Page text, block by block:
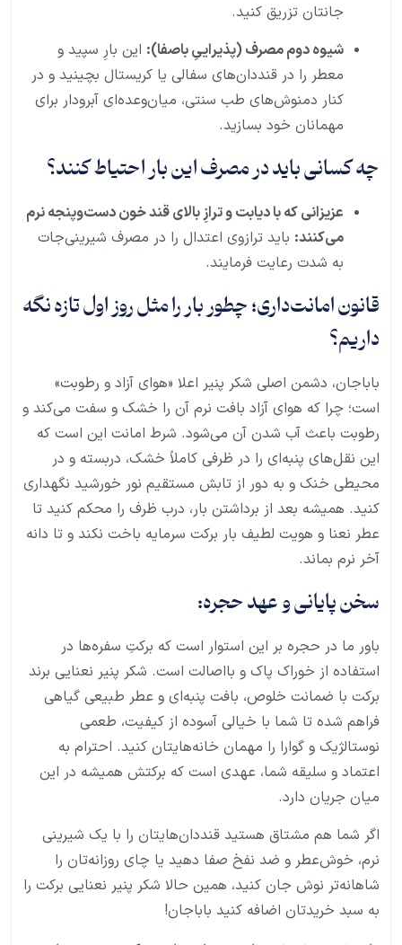
جانتان تزریق کنید.
شیوه دوم مصرف (پذیراییِ باصفا): این بارِ سپید و
معطر را در قنددان‌های سفالی یا کریستال بچینید و در
کنار دمنوش‌های طب سنتی، میان‌وعده‌ای آبرودار برای
مهمانان خود بسازید.
چه کسانی باید در مصرف این بار احتیاط کنند؟
عزیزانی که با دیابت و ترازِ بالای قند خون دست‌وپنجه نرم
می‌کنند: باید ترازوی اعتدال را در مصرف شیرینی‌جات
به شدت رعایت فرمایند.
قانون امانت‌داری؛ چطور بار را مثل روز اول تازه نگه
داریم؟
باباجان، دشمن اصلی شکر پنیر اعلا «هوای آزاد و رطوبت»
است؛ چرا که هوای آزاد بافت نرم آن را خشک و سفت می‌کند و
رطوبت باعث آب شدن آن می‌شود. شرط امانت این است که
این نقل‌های پنبه‌ای را در ظرفی کاملاً خشک، دربسته و در
محیطی خنک و به دور از تابش مستقیم نور خورشید نگهداری
کنید. همیشه بعد از برداشتن بار، درب ظرف را محکم کنید تا
عطر نعنا و هویت لطیف بار برکت سرمایه باخت نکند و تا دانه
آخر نرم بماند.
سخن پایانی و عهد حجره:
باور ما در حجره بر این استوار است که برکتِ سفره‌ها در
استفاده از خوراک پاک و بااصالت است. شکر پنیر نعنایی برند
برکت با ضمانت خلوص، بافت پنبه‌ای و عطر طبیعی گیاهی
فراهم شده تا شما با خیالی آسوده از کیفیت، طعمی
نوستالژیک و گوارا را مهمان خانه‌هایتان کنید. احترام به
اعتماد و سلیقه شما، عهدی است که برکتش همیشه در این
میان جریان دارد.
اگر شما هم مشتاق هستید قنددان‌هایتان را با یک شیرینی
نرم، خوش‌عطر و ضد نفخ صفا دهید یا چای روزانه‌تان را
شاهانه‌تر نوش جان کنید، همین حالا شکر پنیر نعنایی برکت را
به سبد خریدتان اضافه کنید باباجان!